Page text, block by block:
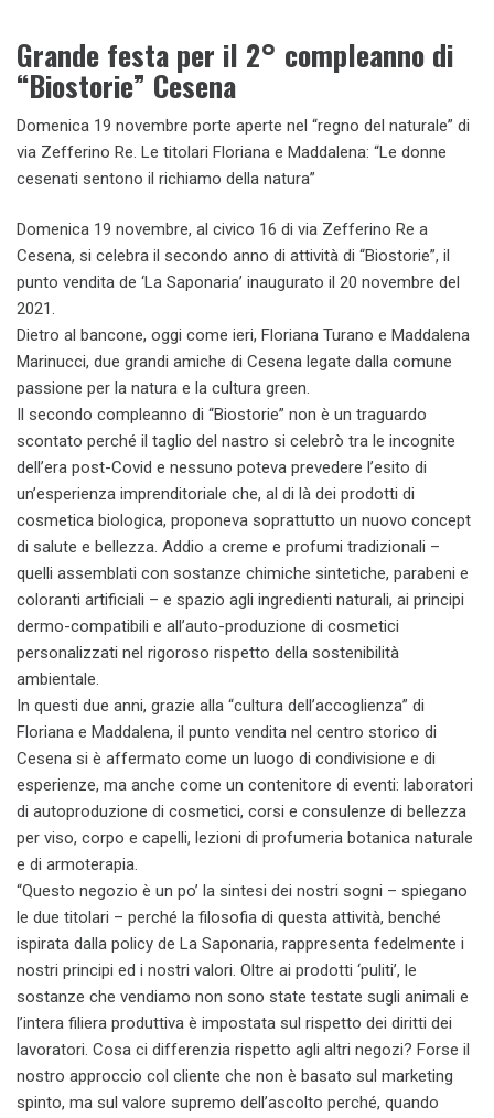
Grande festa per il 2° compleanno di
“Biostorie” Cesena
Domenica 19 novembre porte aperte nel “regno del naturale” di
via Zefferino Re. Le titolari Floriana e Maddalena: “Le donne
cesenati sentono il richiamo della natura”
Domenica 19 novembre, al civico 16 di via Zefferino Re a
Cesena, si celebra il secondo anno di attività di “Biostorie”, il
punto vendita de ‘La Saponaria’ inaugurato il 20 novembre del
2021.
Dietro al bancone, oggi come ieri, Floriana Turano e Maddalena
Marinucci, due grandi amiche di Cesena legate dalla comune
passione per la natura e la cultura green.
Il secondo compleanno di “Biostorie” non è un traguardo
scontato perché il taglio del nastro si celebrò tra le incognite
dell’era post-Covid e nessuno poteva prevedere l’esito di
un’esperienza imprenditoriale che, al di là dei prodotti di
cosmetica biologica, proponeva soprattutto un nuovo concept
di salute e bellezza. Addio a creme e profumi tradizionali –
quelli assemblati con sostanze chimiche sintetiche, parabeni e
coloranti artificiali – e spazio agli ingredienti naturali, ai principi
dermo-compatibili e all’auto-produzione di cosmetici
personalizzati nel rigoroso rispetto della sostenibilità
ambientale.
In questi due anni, grazie alla “cultura dell’accoglienza” di
Floriana e Maddalena, il punto vendita nel centro storico di
Cesena si è affermato come un luogo di condivisione e di
esperienze, ma anche come un contenitore di eventi: laboratori
di autoproduzione di cosmetici, corsi e consulenze di bellezza
per viso, corpo e capelli, lezioni di profumeria botanica naturale
e di armoterapia.
“Questo negozio è un po’ la sintesi dei nostri sogni – spiegano
le due titolari – perché la filosofia di questa attività, benché
ispirata dalla policy de La Saponaria, rappresenta fedelmente i
nostri principi ed i nostri valori. Oltre ai prodotti ‘puliti’, le
sostanze che vendiamo non sono state testate sugli animali e
l’intera filiera produttiva è impostata sul rispetto dei diritti dei
lavoratori. Cosa ci differenzia rispetto agli altri negozi? Forse il
nostro approccio col cliente che non è basato sul marketing
spinto, ma sul valore supremo dell’ascolto perché, quando